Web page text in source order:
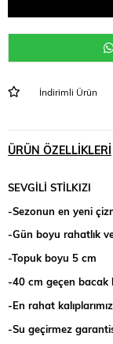
İndirimli Ürün
ÜRÜN ÖZELLIKLERI
SEVGİLİ STİLKIZI
-Sezonun en yeni
-Gün boyu rahatlık ve
-Topuk boyu 5 cm
-40 cm geçen bacak
-En rahat
-Su geçirmez